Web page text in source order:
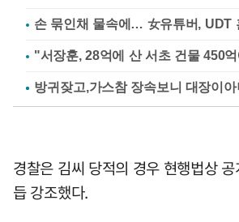
손 묶인채 물속에… 女유튜버, UDT
"서장훈, 28억에 산 서초 건물 450
경찰은 김씨 당적의 경우 현행법상
듭 강조했다.